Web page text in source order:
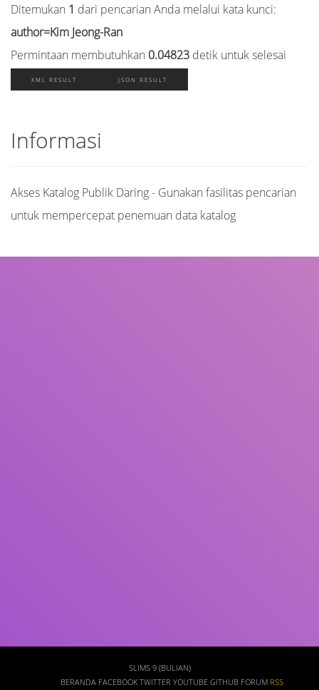
Ditemukan 1 dari pencarian Anda melalui kata kunci:
author=Kim Jeong-Ran
Permintaan membutuhkan 0.04823 detik untuk selesai
XML RESULT JSON RESULT
Informasi
Akses Katalog Publik Daring - Gunakan fasilitas pencarian
untuk mempercepat penemuan data katalog
SLIMS 9 (BULIAN)
BERANDA FACEBOOK TWITTER YOUTUBE GITHUB FORUM RSS